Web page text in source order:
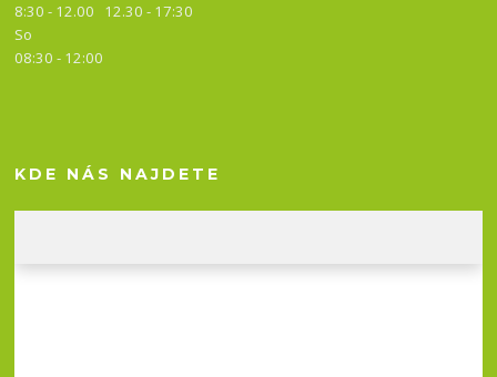
8:30 - 12.00 12.30 - 17:30
So
08:30 - 12:00
KDE NÁS NAJDETE